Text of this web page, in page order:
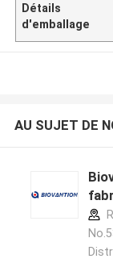
Détails
d'emballage
AU SUJET DE